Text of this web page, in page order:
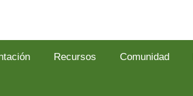
Recursos Comunidad